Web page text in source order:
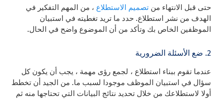
حتى قبل الانتهاء منتصميم الاستطلاع ، من المهم التفكير في
الهدف من نشر استطلاع. حدد ما تريد تغطيته في استبيان
الموظفين الخاص بك وتأكد من أن الموضوع واضح في الحال.
2. ضع الأسئلة الضرورية
عندما تقوم ببناء استطلاع ، لجمع رؤى مهمة ، يجب أن يكون كل
سؤال في استبيان الموظف موجودا لسبب ما. من الجيد أن تخطط
أولا لاستطلاعك من خلال تحديد نتائج البيانات التي تحتاجها منه ثم